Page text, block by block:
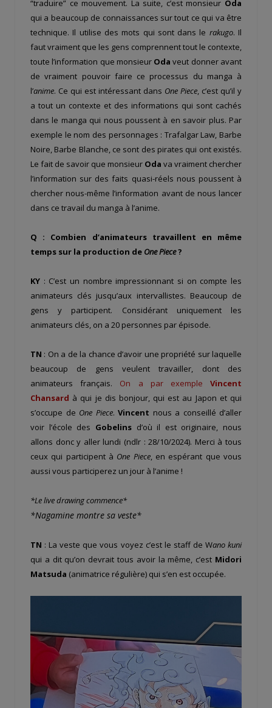
“traduire” ce mouvement. La suite, c’est monsieur Oda
qui a beaucoup de connaissances sur tout ce qui va être
technique. Il utilise des mots qui sont dans le rakugo. Il
faut vraiment que les gens comprennent tout le contexte,
toute l’information que monsieur Oda veut donner avant
de vraiment pouvoir faire ce processus du manga à
l’anime. Ce qui est intéressant dans One Piece , c’est qu’il y
a tout un contexte et des informations qui sont cachés
dans le manga qui nous poussent à en savoir plus. Par
exemple le nom des personnages : Trafalgar Law, Barbe
Noire, Barbe Blanche, ce sont des pirates qui ont existés.
Le fait de savoir que monsieur Oda va vraiment chercher
l’information sur des faits quasi-réels nous poussent à
chercher nous-même l’information avant de nous lancer
dans ce travail du manga à l’anime.
Q : Combien d’animateurs travaillent en même
temps sur la production de One Piece?
KY : C’est un nombre impressionnant si on compte les
animateurs clés jusqu’aux intervallistes. Beaucoup de
gens y participent. Considérant uniquement les
animateurs clés, on a 20 personnes par épisode.
TN : On a de la chance d’avoir une propriété sur laquelle
beaucoup de gens veulent travailler, dont des
animateurs français. On a par exempleVincent
Chansard à qui je dis bonjour, qui est au Japon et qui
s’occupe de One Piece. Vincent nous a conseillé d’aller
voir l’école des Gobelinsd’où il est originaire, nous
allons donc y aller lundi (ndlr : 28/10/2024). Merci à tous
ceux qui participent à One Piece, en espérant que vous
aussi vous participerez un jour à l’anime !
*Le live drawing commence*
*Nagamine montre sa veste*
TN : La veste que vous voyez c’est le staff de Wano kuni
qui a dit qu’on devrait tous avoir la même, c’est Midori
Matsuda (animatrice régulière) qui s’en est occupée.